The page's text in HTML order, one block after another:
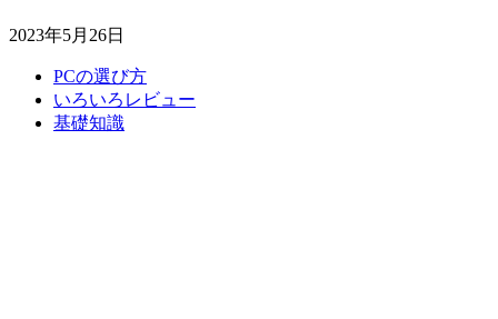
2023年5月26日
PCの選び方
いろいろレビュー
基礎知識